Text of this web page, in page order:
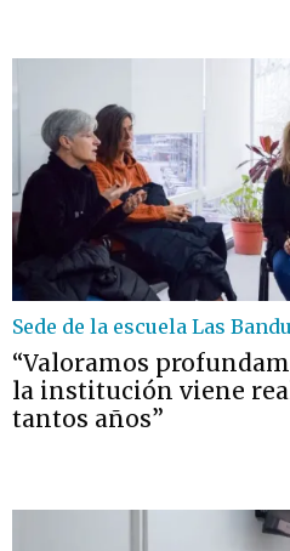
Sede de la escuela Las
“Valoramos
la institución viene
tantos años”